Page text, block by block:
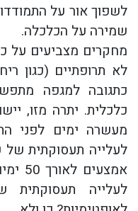
לשפוך אור על
שמירה על הכלכלה.
מחקרים מצביעים על
לא תרופתיים (כגון
כתגובה למגפה
כלכלית. יתרה מזו,
מעשרה ימים לפני